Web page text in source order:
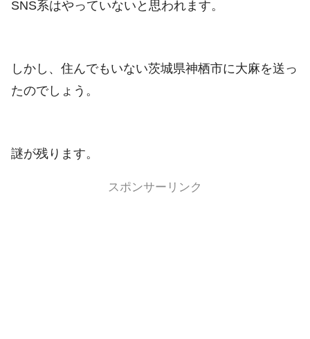
SNS系はやっていないと思われます。
しかし、住んでもいない茨城県神栖市に大麻を送っ
たのでしょう。
謎が残ります。
スポンサーリンク